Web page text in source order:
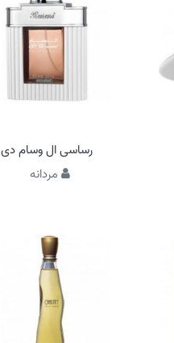
رساسی ال وسام دی
مردانه